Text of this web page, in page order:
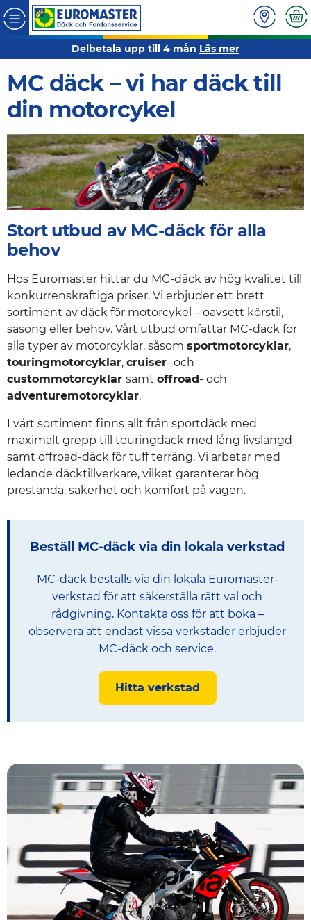
Delbetala upp till 4 mån Läs mer
MC däck – vi har däck till
din motorcykel
Stort utbud av MC-däck för alla
behov
Hos Euromaster hittar du MC-däck av hög kvalitet till
konkurrenskraftiga priser. Vi erbjuder ett brett
sortiment av däck för motorcykel – oavsett körstil,
säsong eller behov. Vårt utbud omfattar MC-däck för
alla typer av motorcyklar, såsom sportmotorcyklar,
touringmotorcyklar, cruiser- och
custommotorcyklar samt offroad- och
adventuremotorcyklar.
I vårt sortiment finns allt från sportdäck med
maximalt grepp till touringdäck med lång livslängd
samt offroad-däck för tuff terräng. Vi arbetar med
ledande däcktillverkare, vilket garanterar hög
prestanda, säkerhet och komfort på vägen.
Beställ MC-däck via din lokala verkstad
MC-däck beställs via din lokala Euromaster-
verkstad för att säkerställa rätt val och
rådgivning. Kontakta oss för att boka –
observera att endast vissa verkstäder erbjuder
MC-däck och service.
Hitta verkstad